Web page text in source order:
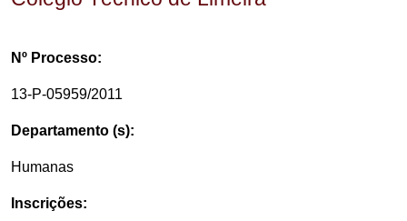
Nº Processo:
13-P-05959/2011
Departamento (s):
Humanas
Inscrições: